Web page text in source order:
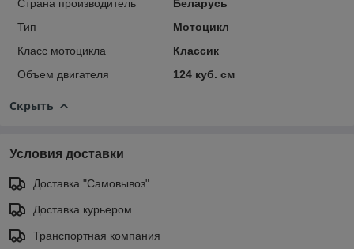
Страна производитель
Беларусь
Тип
Мотоцикл
Класс мотоцикла
Классик
Объем двигателя
124 куб. см
Скрыть
Условия доставки
Доставка "Самовывоз"
Доставка курьером
Транспортная компания